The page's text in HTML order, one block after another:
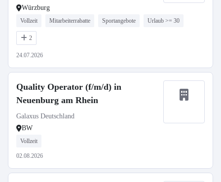
Würzburg
Vollzeit Mitarbeiterrabatte Sportangebote Urlaub >= 30
2
24.07.2026
Quality Operator (f/m/d) in
Neuenburg am Rhein
Galaxus Deutschland
BW
Vollzeit
02.08.2026